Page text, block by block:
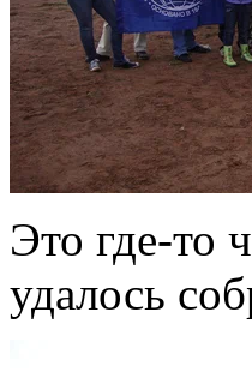
Это где-то
удалось